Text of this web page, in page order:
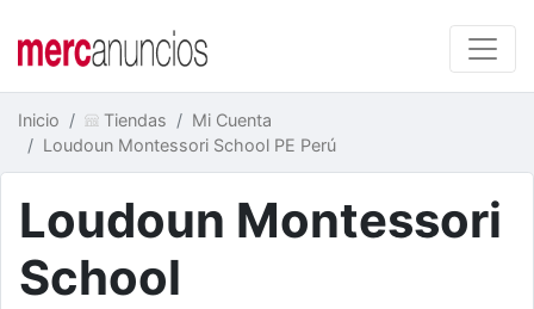
Inicio Tiendas
Mi Cuenta
Loudoun Montessori School PE Perú
Loudoun Montessori
School